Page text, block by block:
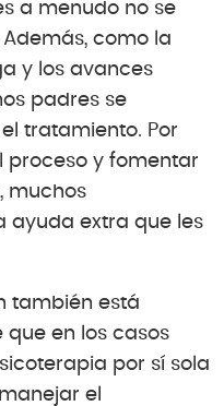
a menudo no se
como la
y los avances
padres se
tratamiento. Por
proceso y fomentar
muchos
ayuda extra que les
también está
que en los casos
por sí sola
el